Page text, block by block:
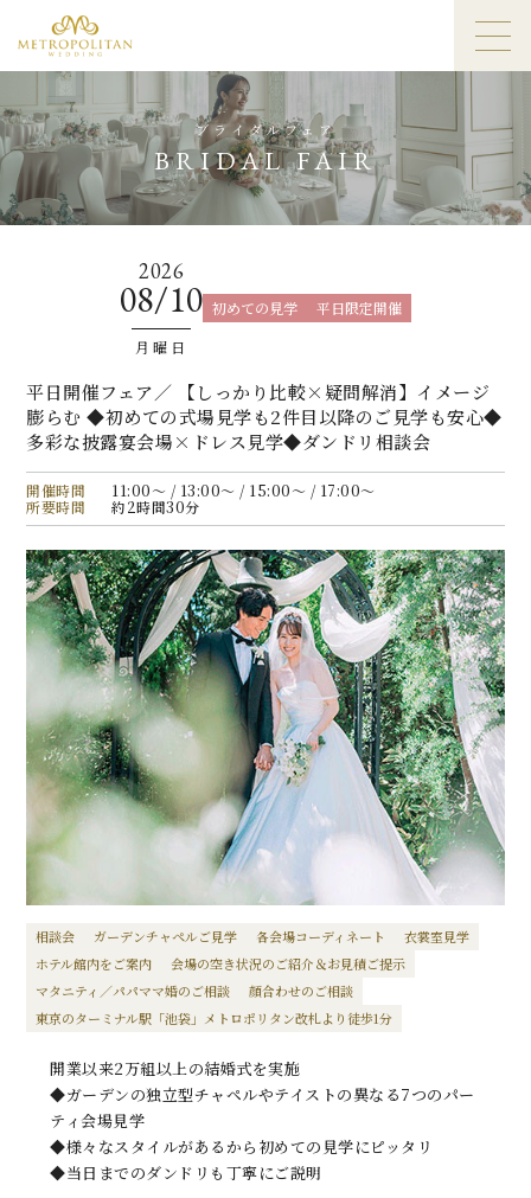
ブライダルフェア
BRIDAL FAIR
2026
08/10
月曜日
初めての見学 平日限定開催
平日開催フェア／ 【しっかり比較×疑問解消】イメージ
膨らむ ◆初めての式場見学も2件目以降のご見学も安心◆
多彩な披露宴会場×ドレス見学◆ダンドリ相談会
開催時間
11:00〜 / 13:00〜 / 15:00〜 / 17:00〜
所要時間
約2時間30分
相談会 ガーデンチャペルご見学 各会場コーディネート
衣裳室見学
ホテル館内をご案内
会場の空き状況のご紹介＆お見積ご提示
マタニティ／パパママ婚のご相談
顔合わせのご相談
東京のターミナル駅「池袋」メトロポリタン改札より徒歩1分
開業以来2万組以上の結婚式を実施
◆ガーデンの独立型チャペルやテイストの異なる7つのパー
ティ会場見学
◆様々なスタイルがあるから初めての見学にピッタリ
◆当日までのダンドリも丁寧にご説明